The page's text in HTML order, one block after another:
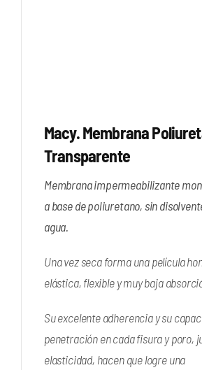
Macy. Membrana
Transparente
Membrana impermeabilizante
a base de poliuretano, sin
agua.
Una vez seca forma una película
elástica, flexible y muy baja
Su excelente adherencia y su
penetración en cada fisura y poro,
elasticidad, hacen que logre una